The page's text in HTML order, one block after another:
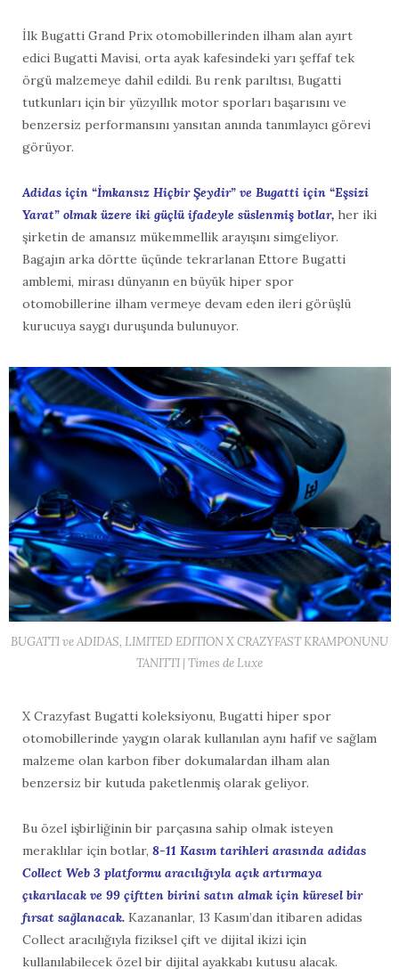
İlk Bugatti Grand Prix otomobillerinden ilham alan ayırt
edici Bugatti Mavisi, orta ayak kafesindeki yarı şeffaf tek
örgü malzemeye dahil edildi. Bu renk parıltısı, Bugatti
tutkunları için bir yüzyıllık motor sporları başarısını ve
benzersiz performansını yansıtan anında tanımlayıcı görevi
görüyor.
Adidas için “İmkansız Hiçbir Şeydir” ve Bugatti için “Eşsizi
Yarat” olmak üzere iki güçlü ifadeyle süslenmiş botlar, her iki
şirketin de amansız mükemmellik arayışını simgeliyor.
Bagajın arka dörtte üçünde tekrarlanan Ettore Bugatti
amblemi, mirası dünyanın en büyük hiper spor
otomobillerine ilham vermeye devam eden ileri görüşlü
kurucuya saygı duruşunda bulunuyor.
BUGATTI ve ADIDAS, LIMITED EDITION X CRAZYFAST KRAMPONUNU
TANITTI | Times de Luxe
X Crazyfast Bugatti koleksiyonu, Bugatti hiper spor
otomobillerinde yaygın olarak kullanılan aynı hafif ve sağlam
malzeme olan karbon fiber dokumalardan ilham alan
benzersiz bir kutuda paketlenmiş olarak geliyor.
Bu özel işbirliğinin bir parçasına sahip olmak isteyen
meraklılar için botlar, 8-11 Kasım tarihleri arasında adidas
Collect Web 3 platformu aracılığıyla açık artırmaya
çıkarılacak ve 99 çiftten birini satın almak için küresel bir
fırsat sağlanacak. Kazananlar, 13 Kasım’dan itibaren adidas
Collect aracılığıyla fiziksel çift ve dijital ikizi için
kullanılabilecek özel bir dijital ayakkabı kutusu alacak.